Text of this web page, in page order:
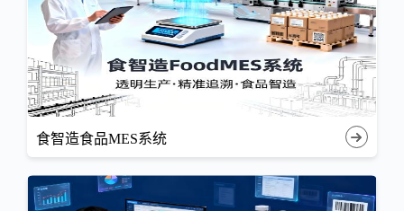
食智造食品MES系统